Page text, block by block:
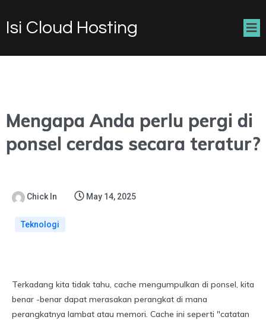
Isi Cloud Hosting
Mengapa Anda perlu pergi di
ponsel cerdas secara teratur?
Chick In May 14, 2025
Teknologi
Terkadang kita tidak tahu, cache mengumpulkan di ponsel, kita
benar -benar dapat merasakan perangkat di mana
perangkatnya lambat atau memori. Cache ini seperti "catatan